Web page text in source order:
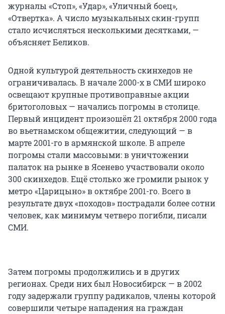
журналы «Стоп», «Удар», «Уличный боец»,
«Отвертка». А число музыкальных скин-групп
стало исчисляться несколькими десятками, —
объясняет Беликов.
Одной культурой деятельность скинхедов не
ограничивалась. В начале 2000-х в СМИ широко
освещают крупные противоправные акции
бритоголовых — начались погромы в столице.
Первый инцидент произошёл 21 октября 2000 года
во вьетнамском общежитии, следующий — в
марте 2001-го в армянской школе. В апреле
погромы стали массовыми: в уничтожении
палаток на рынке в Ясенево участвовали около
300 скинхедов. Ещё столько же громили рынок у
метро «Царицыно» в октябре 2001-го. Всего в
результате двух «походов» пострадали более сотни
человек, как минимум четверо погибли, писали
СМИ.
Затем погромы продолжились и в других
регионах. Среди них был Новосибирск — в 2002
году задержали группу радикалов, члены которой
совершили четыре нападения на граждан